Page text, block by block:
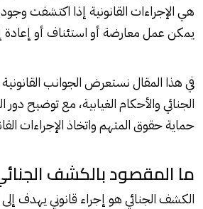
هي الإجراءات القانونية إذا اكتشفت
يمكن عمل معارضة أو استئناف أو إعادة
في هذا المقال نستعرض الجوانب
الجنائي والأحكام الغيابية، مع توضيح دور
حماية حقوق المتهم واتخاذ الإجراءات
ما المقصود بالكشف
الكشف الجنائي هو إجراء قانوني يهدف